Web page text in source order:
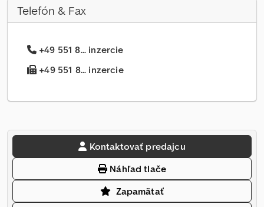
Telefón & Fax
+49 551 8... inzercie
+49 551 8... inzercie
Kontaktovať predajcu
Náhľad tlače
Zapamätať